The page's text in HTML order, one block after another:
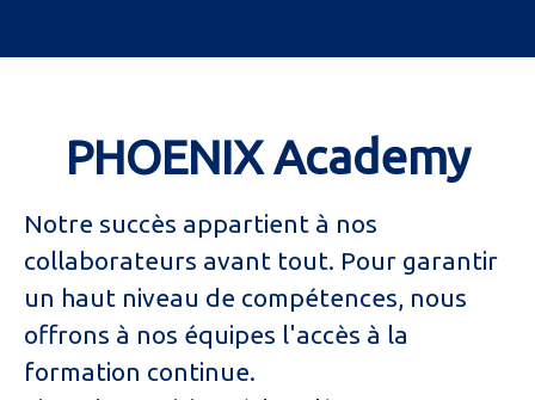
PHOENIX Academy
Notre succès appartient à nos
collaborateurs avant tout. Pour garantir
un haut niveau de compétences, nous
offrons à nos équipes l'accès à la
formation continue.